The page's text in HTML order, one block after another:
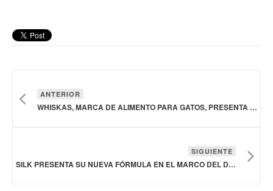
ANTERIOR
WHISKAS, MARCA DE ALIMENTO PARA GATOS, PRESENTA BOLSAS RECICLABLES DE COMIDA
SIGUIENTE
SILK PRESENTA SU NUEVA FÓRMULA EN EL MARCO DEL DÍA DE LA BEBIDA VEGETAL